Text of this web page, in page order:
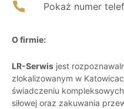
Pokaż numer
O firmie:
LR-Serwis jest
zlokalizowanym w
świadczeniu
siłowej oraz zakuwania